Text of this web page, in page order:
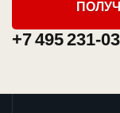
+7 495 231-